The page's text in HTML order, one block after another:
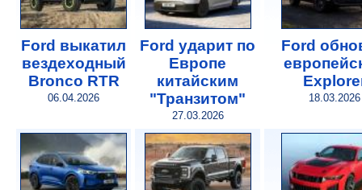
Ford выкатил
вездеходный
Bronco RTR
06.04.2026
Ford ударит по
Европе
китайским
"Транзитом"
27.03.2026
Ford
18.03.2026